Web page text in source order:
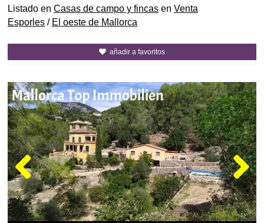
Listado en Casas de campo y fincas en Venta
Esporles / El oeste de Mallorca
añadir a favoritos